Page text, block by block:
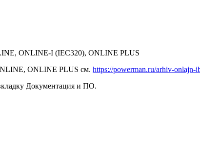
ONLINE-I (IEC320), ONLINE PLUS
ONLINE PLUS см. https://powerman.ru/arhiv-onlajn-
Документация и ПО.